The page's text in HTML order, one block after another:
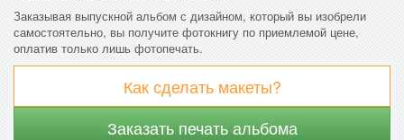
Заказывая выпускной альбом с дизайном, который вы изобрели
самостоятельно, вы получите фотокнигу по приемлемой цене,
оплатив только лишь фотопечать.
Как сделать макеты?
Заказать печать альбома